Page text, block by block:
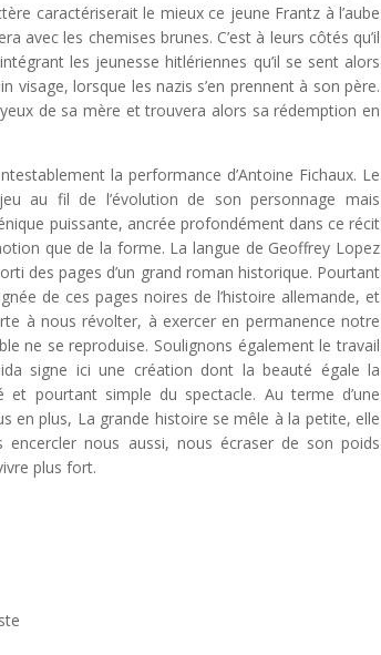
caractériserait le mieux ce jeune Frantz à l’aube
avec les chemises brunes. C’est à leurs côtés qu’il
les jeunesse hitlériennes qu’il se sent alors
lorsque les nazis s’en prennent à son père.
de sa mère et trouvera alors sa rédemption en
la performance d’Antoine Fichaux. Le
au fil de l’évolution de son personnage mais
puissante, ancrée profondément dans ce récit
que de la forme. La langue de Geoffrey Lopez
des pages d’un grand roman historique. Pourtant
de ces pages noires de l’histoire allemande, et
à nous révolter, à exercer en permanence notre
ne se reproduise. Soulignons également le travail
signe ici une création dont la beauté égale la
pourtant simple du spectacle. Au terme d’une
en plus, La grande histoire se mêle à la petite, elle
nous aussi, nous écraser de son poids
plus fort.